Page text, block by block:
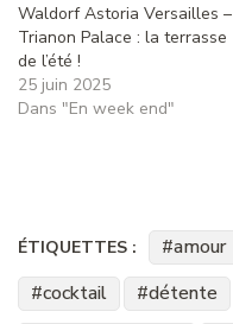
Waldorf Astoria Versailles –
Trianon Palace : la terrasse
de l’été !
25 juin 2025
Dans "En week end"
ÉTIQUETTES : amour
cocktail
détente